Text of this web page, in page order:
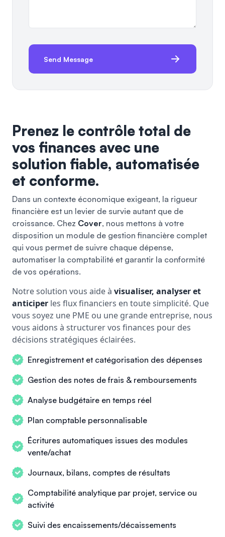
Send Message
Prenez le contrôle total de
vos finances avec une
solution fiable, automatisée
et conforme.
Dans un contexte économique exigeant, la rigueur
financière est un levier de survie autant que de
croissance. Chez Cover, nous mettons à votre
disposition un module de gestion financière complet
qui vous permet de suivre chaque dépense,
automatiser la comptabilité et garantir la conformité
de vos opérations.
Notre solution vous aide à visualiser, analyser et
anticiper les flux financiers en toute simplicité. Que
vous soyez une PME ou une grande entreprise, nous
vous aidons à structurer vos finances pour des
décisions stratégiques éclairées.
Enregistrement et catégorisation des dépenses
Gestion des notes de frais & remboursements
Analyse budgétaire en temps réel
Plan comptable personnalisable
Écritures automatiques issues des modules
vente/achat
Journaux, bilans, comptes de résultats
Comptabilité analytique par projet, service ou
activité
Suivi des encaissements/décaissements